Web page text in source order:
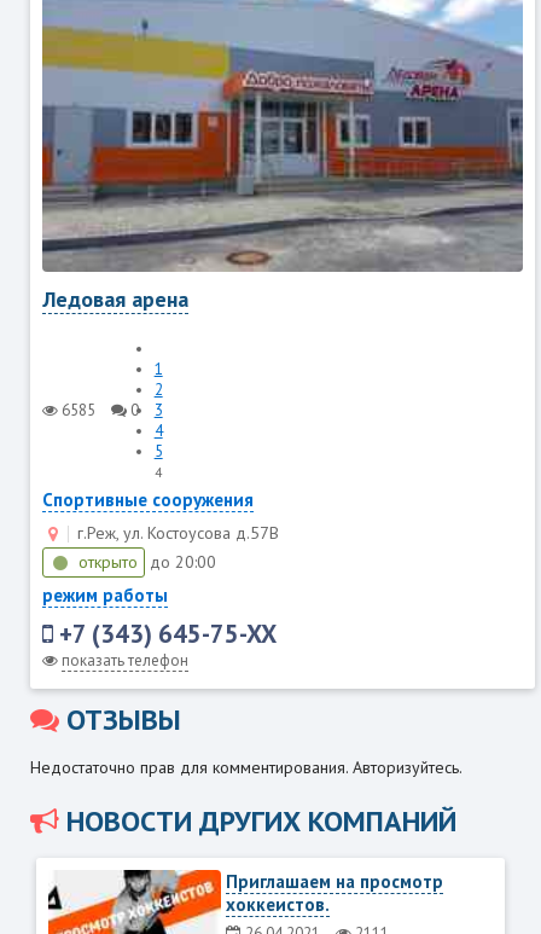
Ледовая арена
6585 0
1
2
3
4
5
4
Спортивные сооружения
г.Реж, ул. Костоусова д.57В
открыто
до 20:00
режим работы
+7 (343) 645-75-XX
показать телефон
ОТЗЫВЫ
Недостаточно прав для комментирования. Авторизуйтесь.
НОВОСТИ ДРУГИХ КОМПАНИЙ
Приглашаем на просмотр
хоккеистов.